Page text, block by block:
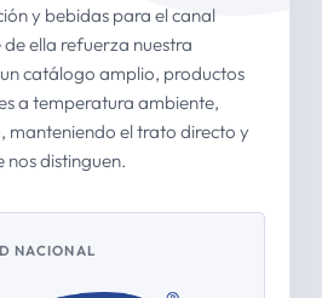
y bebidas para el canal
ella refuerza nuestra
catálogo amplio, productos
a temperatura ambiente,
manteniendo el trato directo y
nos distinguen.
NACIONAL